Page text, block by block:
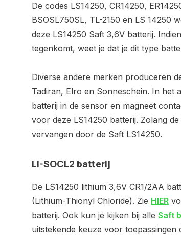
De codes LS14250, CR14250,
BSOSL750SL, TL-2150 en LS 14250
deze LS14250 Saft 3,6V batterij.
tegenkomt, weet je dat je dit type
Diverse andere merken produceren
Tadiran, Elro en Sonneschein. In het
batterij in de sensor en magneet
voor deze LS14250 batterij. Zolang
vervangen door de Saft LS14250.
LI-SOCL2 batterij
De LS14250 lithium 3,6V CR1/2AA
(Lithium-Thionyl Chloride). Zie HIER
batterij. Ook kun je kijken bij alle Saft
uitstekende keuze voor toepassingen